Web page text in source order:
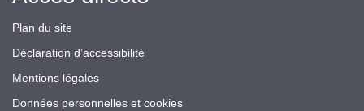
Plan du site
Déclaration d’accessibilité
Mentions légales
Données personnelles et cookies